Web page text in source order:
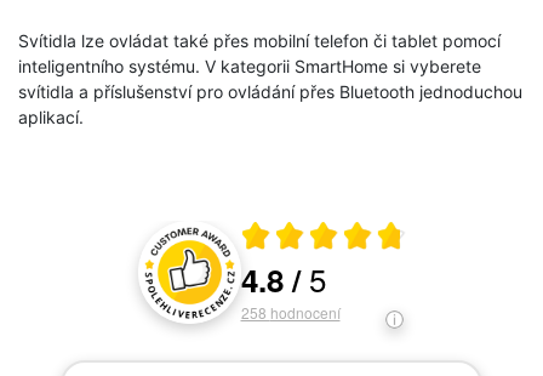
Svítidla lze ovládat také přes mobilní telefon či tablet pomocí
inteligentního systému. V kategorii SmartHome si vyberete
svítidla a příslušenství pro ovládání přes Bluetooth jednoduchou
aplikací.
Hodnocení a recenze zákazníků
Průměrné hodnocení 4.8 z 5
4.8/5
258 hodnocení